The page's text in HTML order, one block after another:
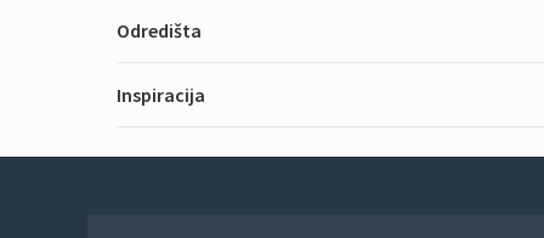
Odredišta
Inspiracija